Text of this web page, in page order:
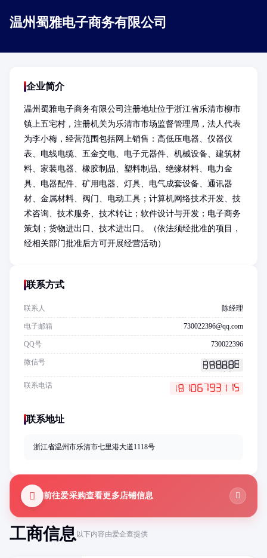
温州蜀雅电子商务有限公司
工商信息以下内容由爱企查提供
企业简介
温州蜀雅电子商务有限公司注册地址位于浙江省乐清市柳市
镇上五宅村，注册机关为乐清市市场监督管理局，法人代表
为李小梅，经营范围包括网上销售：高低压电器、仪器仪
表、电线电缆、五金交电、电子元器件、机械设备、建筑材
料、家装电器、橡胶制品、塑料制品、绝缘材料、电力金
具、电器配件、矿用电器、灯具、电气成套设备、通讯器
材、金属材料、阀门、电动工具；计算机网络技术开发、技
术咨询、技术服务、技术转让；软件设计与开发；电子商务
策划；货物进出口、技术进出口。（依法须经批准的项目，
经相关部门批准后方可开展经营活动）
联系方式
联系人 陈经理
电子邮箱 730022396@qq.com
QQ号 730022396
微信号
联系电话
联系地址
浙江省温州市乐清市七里港大道1118号
前往爱采购查看更多店铺信息